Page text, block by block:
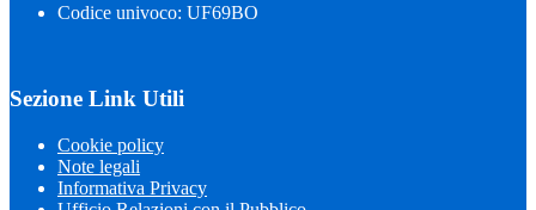
Codice univoco: UF69BO
Sezione Link Utili
Cookie policy
Note legali
Informativa Privacy